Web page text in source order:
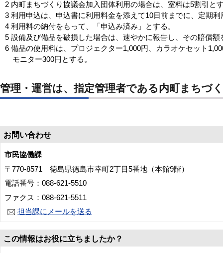
2 内町まちづくり協議会加入団体利用の場合は、室料は5割引と
3 利用申込は、申込書に利用料金を添えて10日前までに、定期
4 利用料の納付をもって、「申込み済み」とする。
5 設備及び備品を破損した場合は、速やかに報告し、その賠償
6 備品の使用料は、プロジェクター1,000円、カラオケセット
モニター300円とする。
管理・運営は、指定管理者である内町まちづ
お問い合わせ
市民協働課
〒770-8571 徳島県徳島市幸町2丁目5番地（本館9階）
電話番号：088-621-5510
ファクス：088-621-5511
担当課にメールを送る
この情報はお役に立ちましたか？